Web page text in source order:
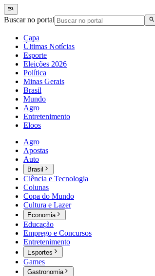
Buscar no portal
Capa
Últimas Notícias
Esporte
Eleições 2026
Política
Minas Gerais
Brasil
Mundo
Agro
Entretenimento
Eloos
Agro
Apostas
Auto
Brasil
Ciência e Tecnologia
Colunas
Copa do Mundo
Cultura e Lazer
Economia
Educação
Emprego e Concursos
Entretenimento
Esportes
Games
Gastronomia